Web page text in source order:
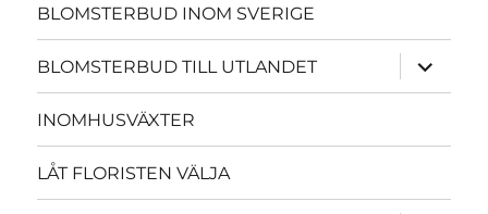
BLOMSTERBUD INOM SVERIGE
BLOMSTERBUD TILL UTLANDET
INOMHUSVÄXTER
LÅT FLORISTEN VÄLJA